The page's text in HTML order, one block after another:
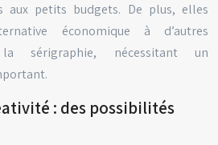
aux petits budgets. De plus, elles
économique à d’autres
sérigraphie, nécessitant un
: des possibilités